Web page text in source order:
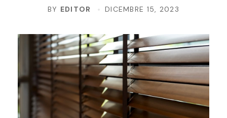
BY EDITOR DICEMBRE 15, 2023